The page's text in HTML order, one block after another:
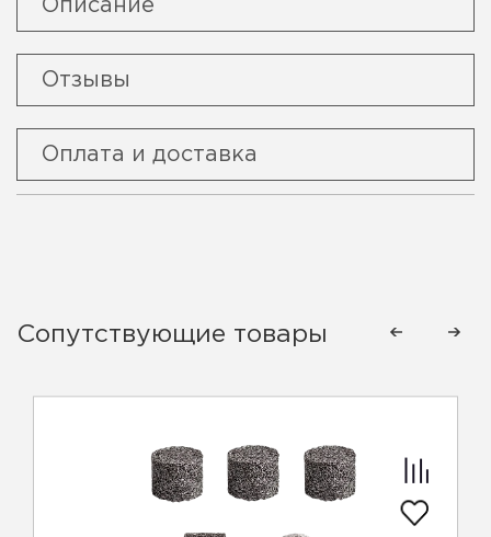
Описание
Отзывы
Оплата и доставка
Сопутствующие товары